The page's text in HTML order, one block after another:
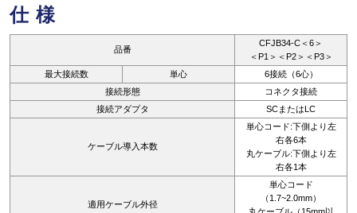
仕様
品番
CFJB34-C＜6＞
＜P1＞＜P2＞＜P3＞
最大接続数
単心
6接続（6心）
接続形態
コネクタ接続
接続アダプタ
SCまたはLC
ケーブル導入本数
単心コード:下側より左
右各6本
丸ケーブル:下側より左
右各1本
適用ケーブル外径
単心コード
（1.7~2.0mm）